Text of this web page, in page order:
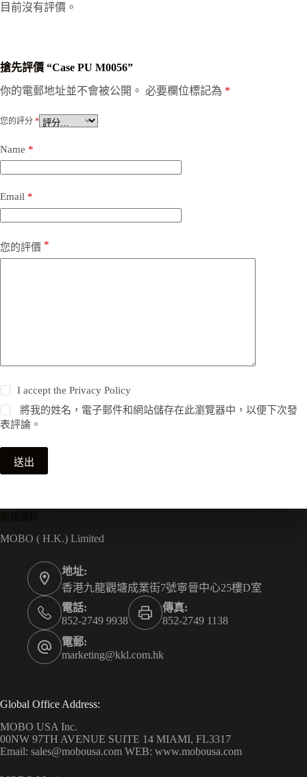
目前沒有評價。
搶先評價 “Case PU M0056”
你的電郵地址並不會被公開。 必要欄位標記為 *
您的評分 *
Name *
Email *
您的評價 *
I accept thePrivacy Policy
將我的姓名，電子郵件和網站儲存在此瀏覽器中，以便下次發
表評論。
送出
MOBO ( H.K.) Limited
地址:
香港九龍觀塘成業街7號寧晉中心25樓D室
電話:
852-2749 9938
傳真:
852-2749 1138
電郵:
marketing@kkl.com.hk
Global Office Address:
MOBO USA Inc.
00NW 97TH AVENUE SUITE 14 MIAMI, FL3317
Email: sales@mobousa.com WEB: www.mobousa.com